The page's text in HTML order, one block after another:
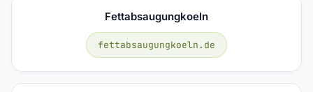
Fettabsaugungkoeln
fettabsaugungkoeln.de